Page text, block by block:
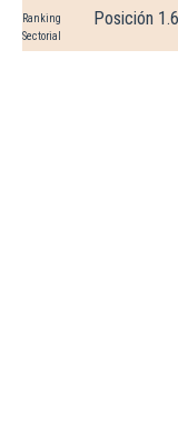
Ranking
Sectorial
Posición